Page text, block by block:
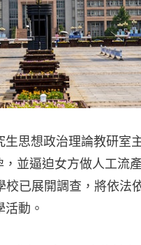
思想政治理論教研室
並逼迫女方做人工流
校已展開調查，將依法
動。